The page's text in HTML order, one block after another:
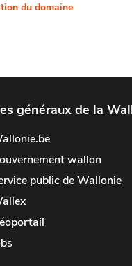
du domaine
généraux de la
wallon
public de Wallonie